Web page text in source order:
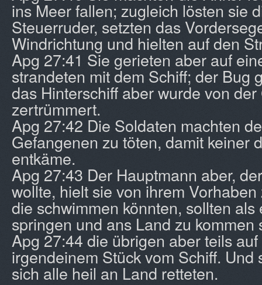
ins Meer fallen; zugleich lösten sie
Steuerruder, setzten das
Windrichtung und hielten auf den
Apg 27:41 Sie gerieten aber auf
strandeten mit dem Schiff; der Bug
das Hinterschiff aber wurde von
zertrümmert.
Apg 27:42 Die Soldaten machten
Gefangenen zu töten, damit keiner
entkäme.
Apg 27:43 Der Hauptmann aber,
wollte, hielt sie von ihrem
die schwimmen könnten, sollten als
springen und ans Land zu kommen
Apg 27:44 die übrigen aber teils
irgendeinem Stück vom Schiff. Und
sich alle heil an Land retteten.